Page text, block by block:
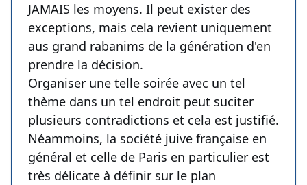
JAMAIS les moyens. Il peut exister des
exceptions, mais cela revient uniquement
aus grand rabanims de la génération d'en
prendre la décision.
Organiser une telle soirée avec un tel
thème dans un tel endroit peut suciter
plusieurs contradictions et cela est justifié.
Néammoins, la société juive française en
général et celle de Paris en particulier est
très délicate à définir sur le plan